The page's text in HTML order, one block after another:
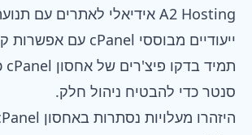
ייעודיים מבוססי cPanel עם אפשרות קלה להרחבה (Scalability).
סנטר כדי להבטיח ניהול חלק.